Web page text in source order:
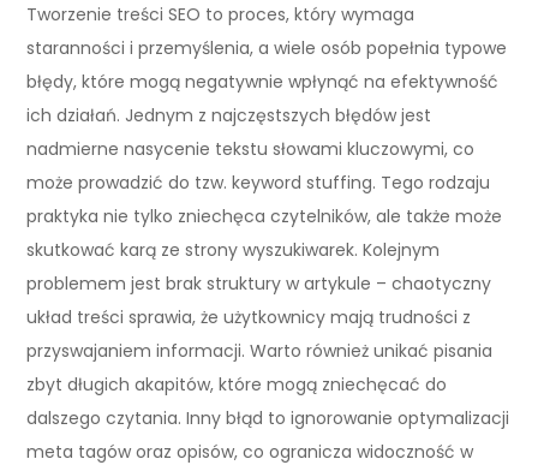
Tworzenie treści SEO to proces, który wymaga
staranności i przemyślenia, a wiele osób popełnia typowe
błędy, które mogą negatywnie wpłynąć na efektywność
ich działań. Jednym z najczęstszych błędów jest
nadmierne nasycenie tekstu słowami kluczowymi, co
może prowadzić do tzw. keyword stuffing. Tego rodzaju
praktyka nie tylko zniechęca czytelników, ale także może
skutkować karą ze strony wyszukiwarek. Kolejnym
problemem jest brak struktury w artykule – chaotyczny
układ treści sprawia, że użytkownicy mają trudności z
przyswajaniem informacji. Warto również unikać pisania
zbyt długich akapitów, które mogą zniechęcać do
dalszego czytania. Inny błąd to ignorowanie optymalizacji
meta tagów oraz opisów, co ogranicza widoczność w